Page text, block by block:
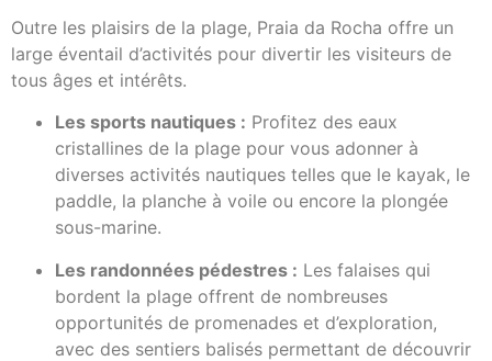
Outre les plaisirs de la plage, Praia da Rocha offre un
large éventail d’activités pour divertir les visiteurs de
tous âges et intérêts.
Les sports nautiques : Profitez des eaux
cristallines de la plage pour vous adonner à
diverses activités nautiques telles que le kayak, le
paddle, la planche à voile ou encore la plongée
sous-marine.
Les randonnées pédestres : Les falaises qui
bordent la plage offrent de nombreuses
opportunités de promenades et d’exploration,
avec des sentiers balisés permettant de découvrir